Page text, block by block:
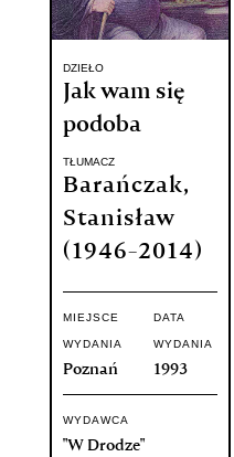
DZIEŁO
Jak wam się
podoba
TŁUMACZ
Barańczak,
Stanisław
(1946-2014)
MIEJSCE
WYDANIA
Poznań
DATA
WYDANIA
1993
WYDAWCA
"W Drodze"